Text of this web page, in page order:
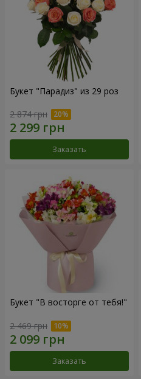
Букет "Парадиз" из 29 роз
2 874 грн
Заказать
Букет "В восторге от тебя!"
2 469 грн
Заказать